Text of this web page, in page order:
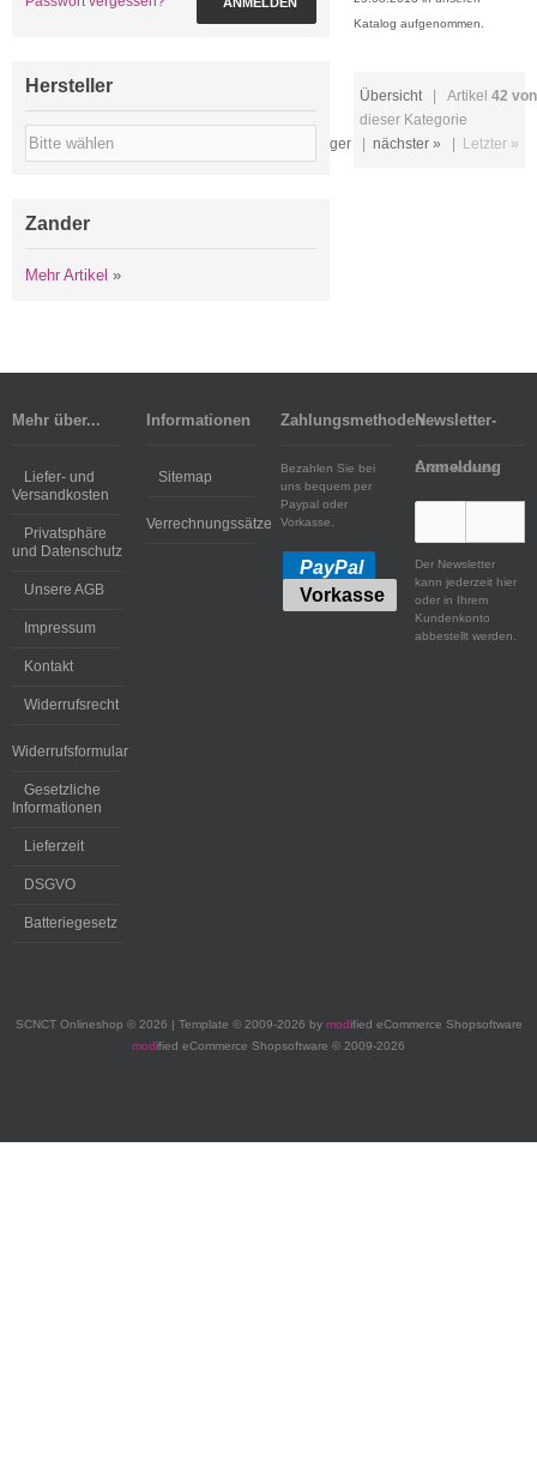
Katalog aufgenommen.
Übersicht| Artikel 42
dieser Kategorie
« vorheriger nächster » Letzter »
Hersteller
Zander
Mehr Artikel »
Mehr über...
Liefer- und
Versandkosten
Privatsphäre
und Datenschutz
Unsere AGB
Impressum
Kontakt
Widerrufsrecht
Widerrufsformular
Gesetzliche
Informationen
Lieferzeit
DSGVO
Batteriegesetz
Informationen
Sitemap
Verrechnungssätze
Zahlungsmethoden
Bezahlen Sie bei
uns bequem per
Paypal oder
Vorkasse.
PayPal
Vorkasse
Newsletter-
Anmeldung
E-Mail-Adresse:
Der Newsletter
kann jederzeit hier
oder in Ihrem
Kundenkonto
abbestellt werden.
SCNCT Onlineshop © 2026 | Template © 2009-2026 by modified eCommerce Shopsoftware
modified eCommerce Shopsoftware © 2009-2026